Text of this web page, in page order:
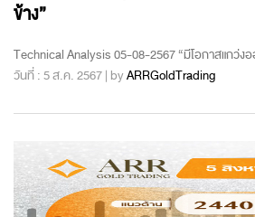
ข้าง”
Technical Analysis 05-08-2567 “มีโอกาสแกว่งอ
วันที่ : 5 ส.ค. 2567 | byARRGoldTrading